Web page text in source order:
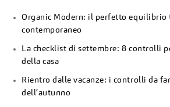
Organic Modern: il perfetto equilibrio
contemporaneo
La checklist di settembre: 8 controlli
della casa
Rientro dalle vacanze: i controlli da
dell’autunno